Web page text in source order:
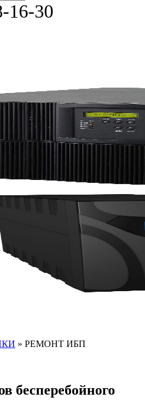
16-30
» РЕМОНТ ИБП
бесперебойного